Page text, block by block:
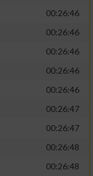
00:26:46
00:26:46
00:26:46
00:26:46
00:26:46
00:26:47
00:26:47
00:26:48
00:26:48